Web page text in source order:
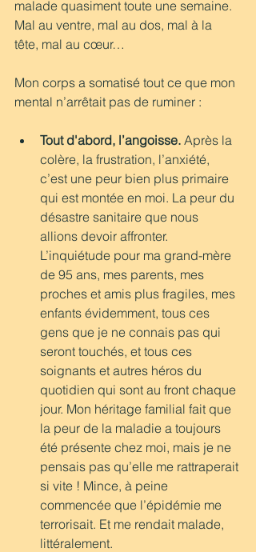
malade quasiment toute une semaine.
Mal au ventre, mal au dos, mal à la
tête, mal au cœur…
Mon corps a somatisé tout ce que mon
mental n’arrêtait pas de ruminer :
Tout d'abord, l’angoisse. Après la
colère, la frustration, l’anxiété,
c’est une peur bien plus primaire
qui est montée en moi. La peur du
désastre sanitaire que nous
allions devoir affronter.
L’inquiétude pour ma grand-mère
de 95 ans, mes parents, mes
proches et amis plus fragiles, mes
enfants évidemment, tous ces
gens que je ne connais pas qui
seront touchés, et tous ces
soignants et autres héros du
quotidien qui sont au front chaque
jour. Mon héritage familial fait que
la peur de la maladie a toujours
été présente chez moi, mais je ne
pensais pas qu’elle me rattraperait
si vite ! Mince, à peine
commencée que l’épidémie me
terrorisait. Et me rendait malade,
littéralement.